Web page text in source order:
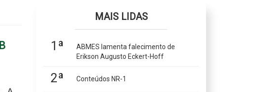
MAIS LIDAS
1ª
ABMES lamenta falecimento de
Erikson Augusto Eckert-Hoff
2ª Conteúdos NR-1